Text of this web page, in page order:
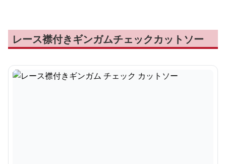
レース襟付きギンガムチェックカットソー